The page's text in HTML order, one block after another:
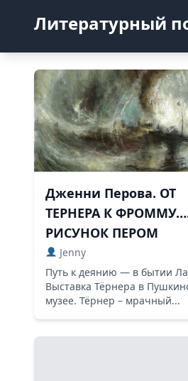
Литературный
Дженни Перова. ОТ
ТЕРНЕРА К
РИСУНОК ПЕРОМ
Jenny
Путь к деянию — в бытии
Выставка Тёрнера в
музее. Тёрнер – мрачный...